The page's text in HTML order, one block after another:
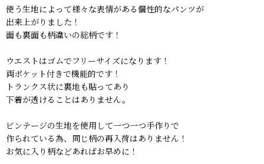
使う生地によって様々な表情がある個性的なパンツが
出来上がりました！
面も裏面も柄違いの総柄です！
ウエストはゴムでフリーサイズになります！
両ポケット付きで機能的です！
トランクス状に裏地も貼ってあり
下着が透けることはありません。
ビンテージの生地を使用して一つ一つ手作りで
作られている為、同じ柄の再入荷はありません！
お気に入り柄などあればお早めに！